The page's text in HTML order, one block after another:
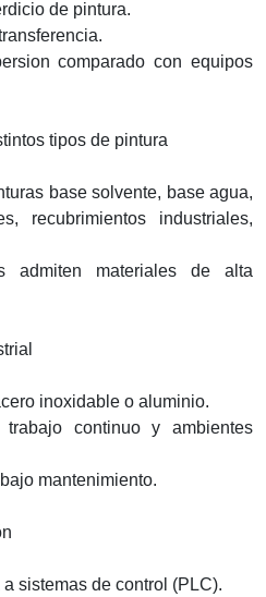
de pintura.
comparado con equipos
tipos de pintura
base solvente, base agua,
recubrimientos industriales,
admiten materiales de alta
inoxidable o aluminio.
trabajo continuo y ambientes
mantenimiento.
sistemas de control (PLC).